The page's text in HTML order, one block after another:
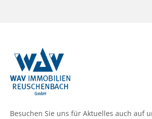
Besuchen Sie uns für Aktuelles auch auf